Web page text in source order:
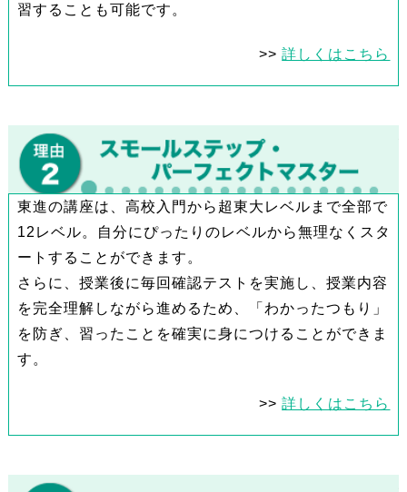
習することも可能です。
>>詳しくはこちら
東進の講座は、高校入門から超東大レベルまで全部で
12レベル。自分にぴったりのレベルから無理なくスタ
ートすることができます。
さらに、授業後に毎回確認テストを実施し、授業内容
を完全理解しながら進めるため、「わかったつもり」
を防ぎ、習ったことを確実に身につけることができま
す。
>>詳しくはこちら